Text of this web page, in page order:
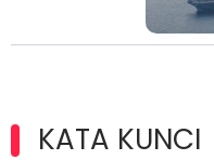
KATA KUNCI